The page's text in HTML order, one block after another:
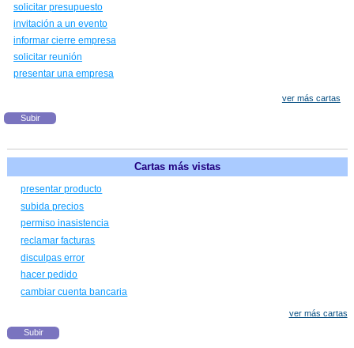
solicitar presupuesto
invitación a un evento
informar cierre empresa
solicitar reunión
presentar una empresa
ver más cartas
Subir
Cartas más vistas
presentar producto
subida precios
permiso inasistencia
reclamar facturas
disculpas error
hacer pedido
cambiar cuenta bancaria
ver más cartas
Subir